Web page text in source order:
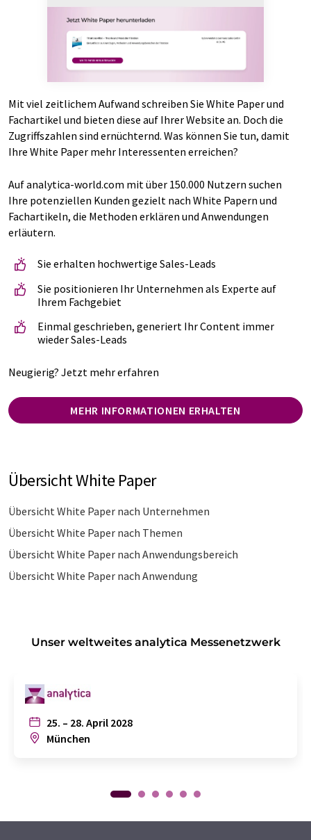
Mit viel zeitlichem Aufwand schreiben Sie White Paper und
Fachartikel und bieten diese auf Ihrer Website an. Doch die
Zugriffszahlen sind ernüchternd. Was können Sie tun, damit
Ihre White Paper mehr Interessenten erreichen?
Auf analytica-world.com mit über 150.000 Nutzern suchen
Ihre potenziellen Kunden gezielt nach White Papern und
Fachartikeln, die Methoden erklären und Anwendungen
erläutern.
Sie erhalten hochwertige Sales-Leads
Sie positionieren Ihr Unternehmen als Experte auf
Ihrem Fachgebiet
Einmal geschrieben, generiert Ihr Content immer
wieder Sales-Leads
Neugierig? Jetzt mehr erfahren
MEHR INFORMATIONEN ERHALTEN
Übersicht White Paper
Übersicht White Paper nach Unternehmen
Übersicht White Paper nach Themen
Übersicht White Paper nach Anwendungsbereich
Übersicht White Paper nach Anwendung
Unser weltweites analytica Messenetzwerk
25. – 28. April 2028
München